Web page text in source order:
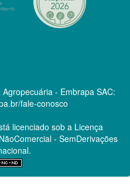
- Embrapa SAC:
fale-conosco
licenciado sob a Licença
- SemDerivações